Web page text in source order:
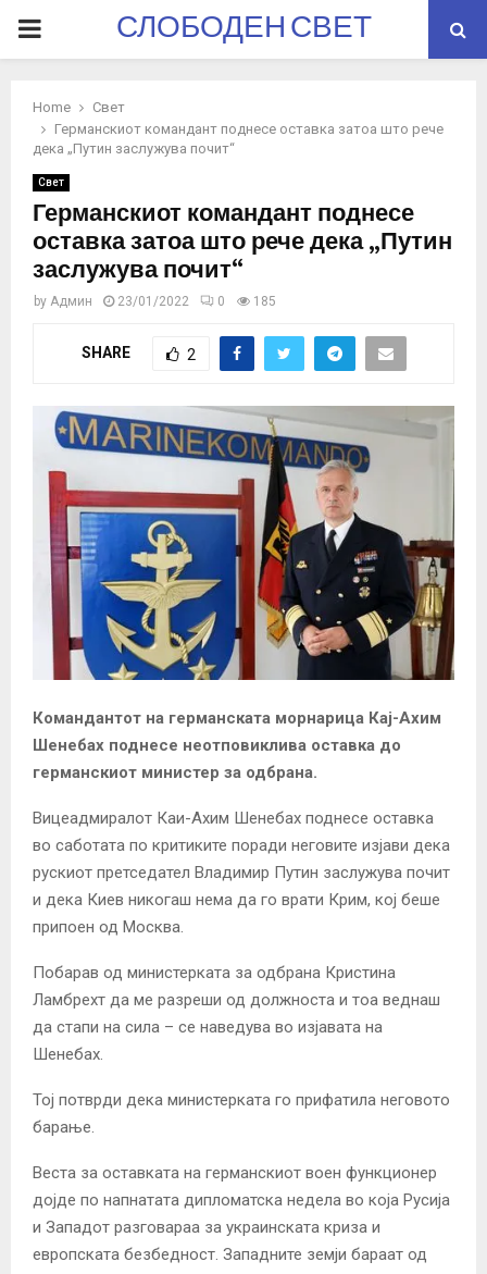
PRIMARYСЛОБОДЕН СВЕТ
Home
Свет
Германскиот командант поднесе оставка затоа што рече
дека „Путин заслужува почит“
Свет
Германскиот командант поднесе
оставка затоа што рече дека „Путин
заслужува почит“
by Админ 23/01/2022 0 185
SHARE 2
Командантот на германската морнарица Кај-Ахим
Шенебах поднесе неотповиклива оставка до
германскиот министер за одбрана.
Вицеадмиралот Каи-Ахим Шенебах поднесе оставка
во саботата по критиките поради неговите изјави дека
рускиот претседател Владимир Путин заслужува почит
и дека Киев никогаш нема да го врати Крим, кој беше
припоен од Москва.
Побарав од министерката за одбрана Кристина
Ламбрехт да ме разреши од должноста и тоа веднаш
да стапи на сила – се наведува во изјавата на
Шенебах.
Тој потврди дека министерката го прифатила неговото
барање.
Веста за оставката на германскиот воен функционер
дојде по напнатата дипломатска недела во која Русија
и Западот разговараа за украинската криза и
европската безбедност. Западните земји бараат од